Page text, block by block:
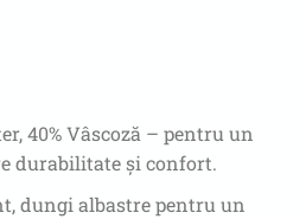
40% Vâscoză – pentru un
durabilitate și confort.
dungi albastre pentru un